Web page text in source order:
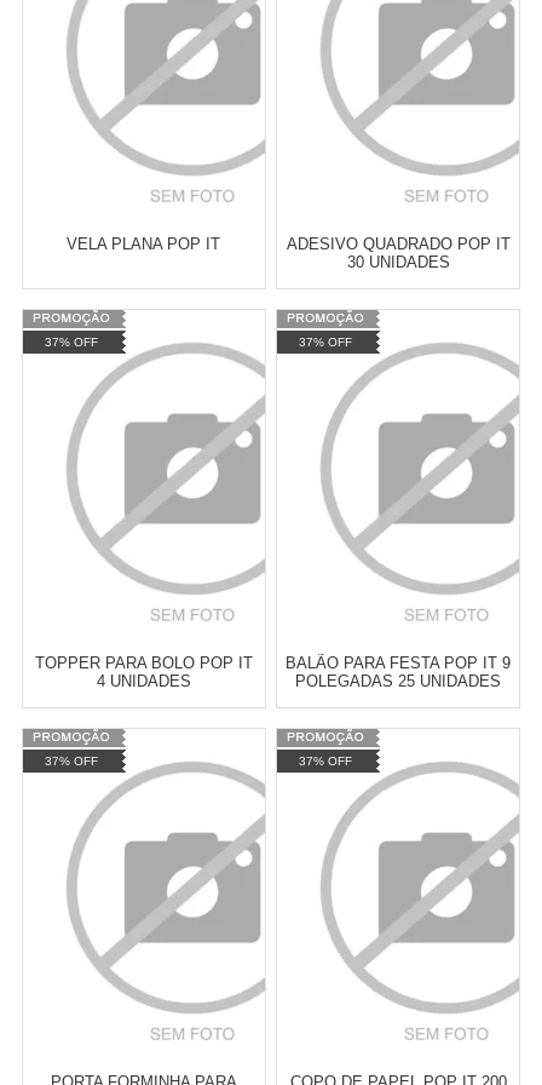
COMPRAR COMPRAR
VELA PLANA POP IT
Varejo:
Atacado: R$ 2.550,90 (Apenas
Revendedor)
10 x
Cat:
COMPRAR
ADESIVO QUADRADO POP IT
30 UNIDADES
Varejo:
Atacado: R$ 2.550,90 (Apenas
Revendedor)
10
Cat:
COMPRAR
37% OFF
TOPPER PARA BOLO POP IT
4 UNIDADES
Varejo:
Atacado: R$ 2.550,90 (Apenas
Revendedor)
10 x
Cat:
COMPRAR
37% OFF
BALÃO PARA FESTA POP IT 9
POLEGADAS 25 UNIDADES
Varejo:
Atacado: R$ 2.550,90 (Apenas
Revendedor)
10
Cat:
COMPRAR
37% OFF 37% OFF